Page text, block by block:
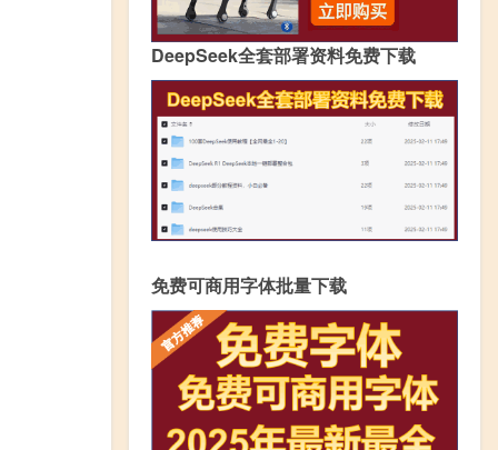
DeepSeek全套部署资料免费下载
免费可商用字体批量下载